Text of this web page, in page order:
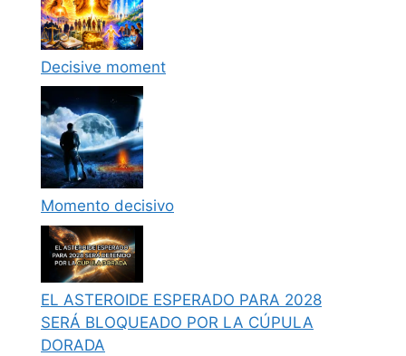
Decisive moment
Momento decisivo
EL ASTEROIDE ESPERADO PARA 2028
SERÁ BLOQUEADO POR LA CÚPULA
DORADA